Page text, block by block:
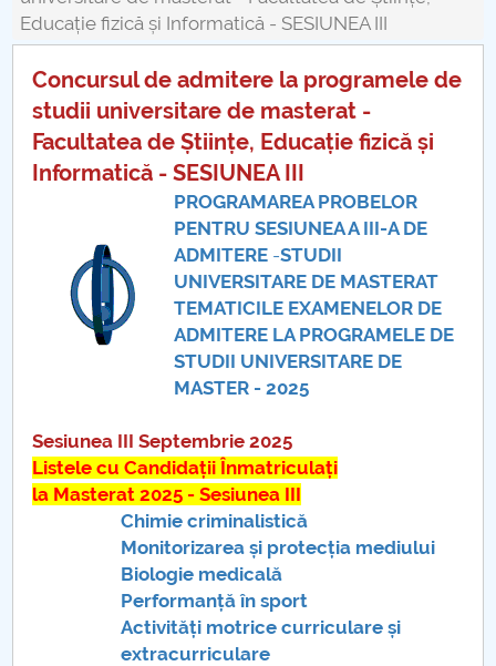
Admission
Români de pretutindeni - ADMITERE
Faculties
Studenți
Ghiduri pentru STUDENȚI
Public relations
International Relations
Proiect(PRIM STUD)
Proiect SU-ETIC
Educație fizică și Informatică - SESIUNEA III
Concursul de admitere la programele de
studii universitare de masterat -
Facultatea de Științe, Educație fizică și
Informatică - SESIUNEA III
PROGRAMAREA PROBELOR
PENTRU SESIUNEA A III-A DE
ADMITERE -STUDII
UNIVERSITARE DE MASTERAT
TEMATICILE EXAMENELOR DE
ADMITERE LA PROGRAMELE DE
STUDII UNIVERSITARE DE
MASTER - 2025
Sesiunea III Septembrie 2025
Listele cu Candidații Înmatriculați
la Masterat 2025 - Sesiunea III
Chimie criminalistică
Monitorizarea și protecția mediului
Biologie medicală
Performanță în sport
Activități motrice curriculare și
extracurriculare